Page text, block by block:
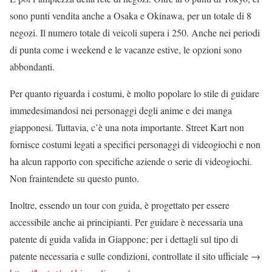
sono punti vendita anche a Osaka e Okinawa, per un totale di 8
negozi. Il numero totale di veicoli supera i 250. Anche nei periodi
di punta come i weekend e le vacanze estive, le opzioni sono
abbondanti.
Per quanto riguarda i costumi, è molto popolare lo stile di guidare
immedesimandosi nei personaggi degli anime e dei manga
giapponesi. Tuttavia, c’è una nota importante. Street Kart non
fornisce costumi legati a specifici personaggi di videogiochi e non
ha alcun rapporto con specifiche aziende o serie di videogiochi.
Non fraintendete su questo punto.
Inoltre, essendo un tour con guida, è progettato per essere
accessibile anche ai principianti. Per guidare è necessaria una
patente di guida valida in Giappone; per i dettagli sul tipo di
patente necessaria e sulle condizioni, controllate il sito ufficiale →